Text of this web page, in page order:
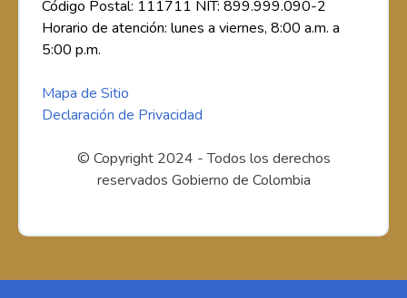
Código Postal: 111711 NIT: 899.999.090-2
Horario de atención: lunes a viernes, 8:00 a.m. a
5:00 p.m.
Mapa de Sitio
Declaración de Privacidad
© Copyright 2024 - Todos los derechos
reservados Gobierno de Colombia